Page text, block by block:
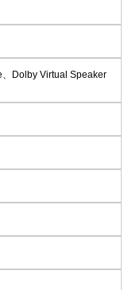
Dolby Virtual Speaker